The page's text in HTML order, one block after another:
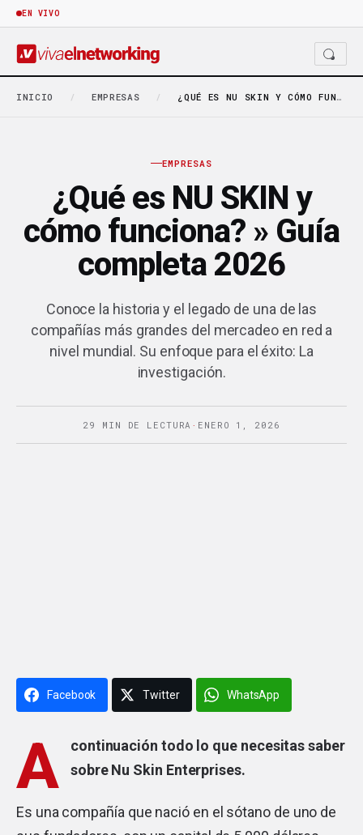
EN VIVO
INICIO / EMPRESAS / ¿QUÉ ES NU SKIN Y CÓMO FUNCIONA? »…
EMPRESAS
¿Qué es NU SKIN y
cómo funciona? » Guía
completa 2026
Conoce la historia y el legado de una de las
compañías más grandes del mercadeo en red a
nivel mundial. Su enfoque para el éxito: La
investigación.
29 MIN DE LECTURA · ENERO 1, 2026
Facebook Twitter WhatsApp
A
continuación todo lo que necesitas saber
sobre Nu Skin Enterprises.
Es una compañía que nació en el sótano de uno de